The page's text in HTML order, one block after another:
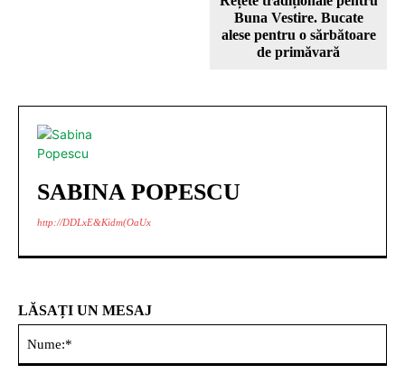
Buna Vestire. Bucate
alese pentru o sărbătoare
de primăvară
SABINA POPESCU
http://DDLxE&Kidm(OaUx
LĂSAȚI UN MESAJ